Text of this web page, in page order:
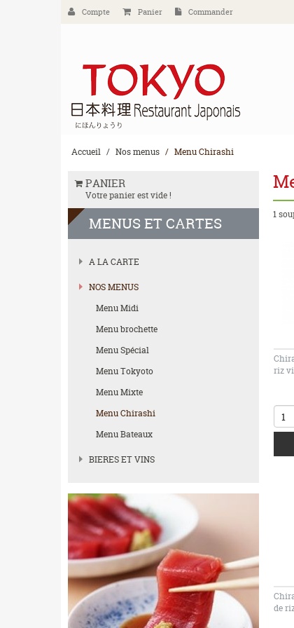
Compte Panier Commander
Accueil Nos menus Menu Chirashi
PANIER
Votre panier est vide !
MENUS ET CARTES
A LA CARTE
NOS MENUS
Menu Midi
Menu brochette
Menu Spécial
Menu Tokyoto
Menu Mixte
Menu Chirashi
Menu Bateaux
BIERES ET VINS
1
riz
de